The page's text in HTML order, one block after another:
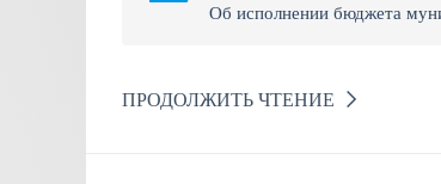
Об исполнении бюджета
ПРОДОЛЖИТЬ ЧТЕНИЕ